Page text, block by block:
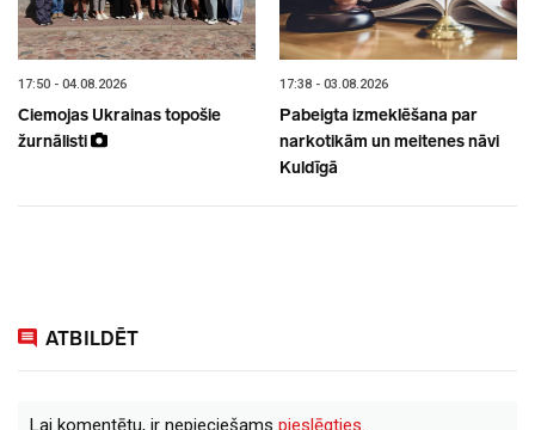
17:50 - 04.08.2026
Ciemojas Ukrainas topošie
žurnālisti
17:38 - 03.08.2026
Pabeigta izmeklēšana par
narkotikām un meitenes nāvi
Kuldīgā
ATBILDĒT
Lai komentētu, ir nepieciešams pieslēgties.